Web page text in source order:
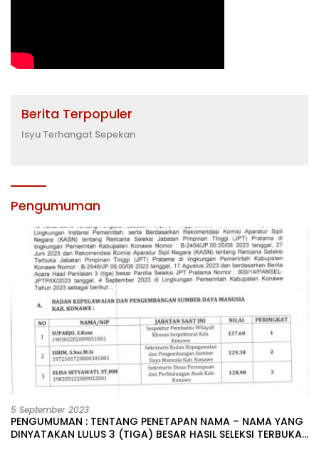
Berita Terpopuler
Isyu Terhangat Sepekan
Pengumuman
5 September 2023
PENGUMUMAN : TENTANG PENETAPAN NAMA – NAMA YANG
DINYATAKAN LULUS 3 (TIGA) BESAR HASIL SELEKSI TERBUKA